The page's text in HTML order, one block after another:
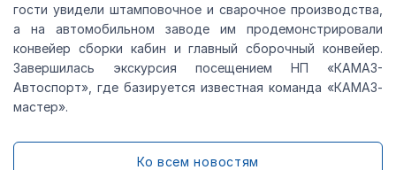
гости увидели штамповочное и сварочное производства,
а на автомобильном заводе им продемонстрировали
конвейер сборки кабин и главный сборочный конвейер.
Завершилась экскурсия посещением НП «КАМАЗ-
Автоспорт», где базируется известная команда «КАМАЗ-
мастер».
Ко всем новостям